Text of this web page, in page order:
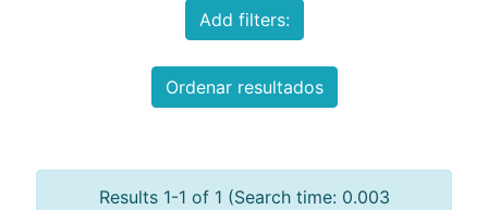
Add filters:
Ordenar resultados
Results 1-1 of 1 (Search time: 0.003